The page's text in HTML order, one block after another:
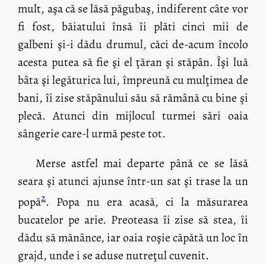
mult, aşa că se lăsă păgubaş, indiferent câte vor
fi fost, băiatului însă îi plăti cinci mii de
galbeni şi-i dădu drumul, căci de-acum încolo
acesta putea să fie şi el ţăran şi stăpân. Îşi luă
bâta şi legăturica lui, împreună cu mulţimea de
bani, îi zise stăpânului său să rămână cu bine şi
plecă. Atunci din mijlocul turmei sări oaia
sângerie care-l urmă peste tot.
Merse astfel mai departe până ce se lăsă
seara şi atunci ajunse într-un sat şi trase la un
popă2. Popa nu era acasă, ci la măsurarea
bucatelor pe arie. Preoteasa îi zise să stea, îi
dădu să mănânce, iar oaia roşie căpătă un loc în
grajd, unde i se aduse nutreţul cuvenit.